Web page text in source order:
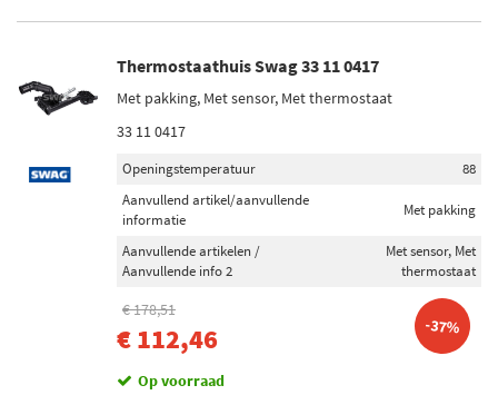
Thermostaathuis Swag 33 11 0417
Met pakking, Met sensor, Met thermostaat
33 11 0417
Openingstemperatuur
88
Aanvullend artikel/aanvullende
informatie
Met pakking
Aanvullende artikelen /
Aanvullende info 2
Met sensor, Met
thermostaat
€ 178,51
€ 112,46 -37%
Op voorraad